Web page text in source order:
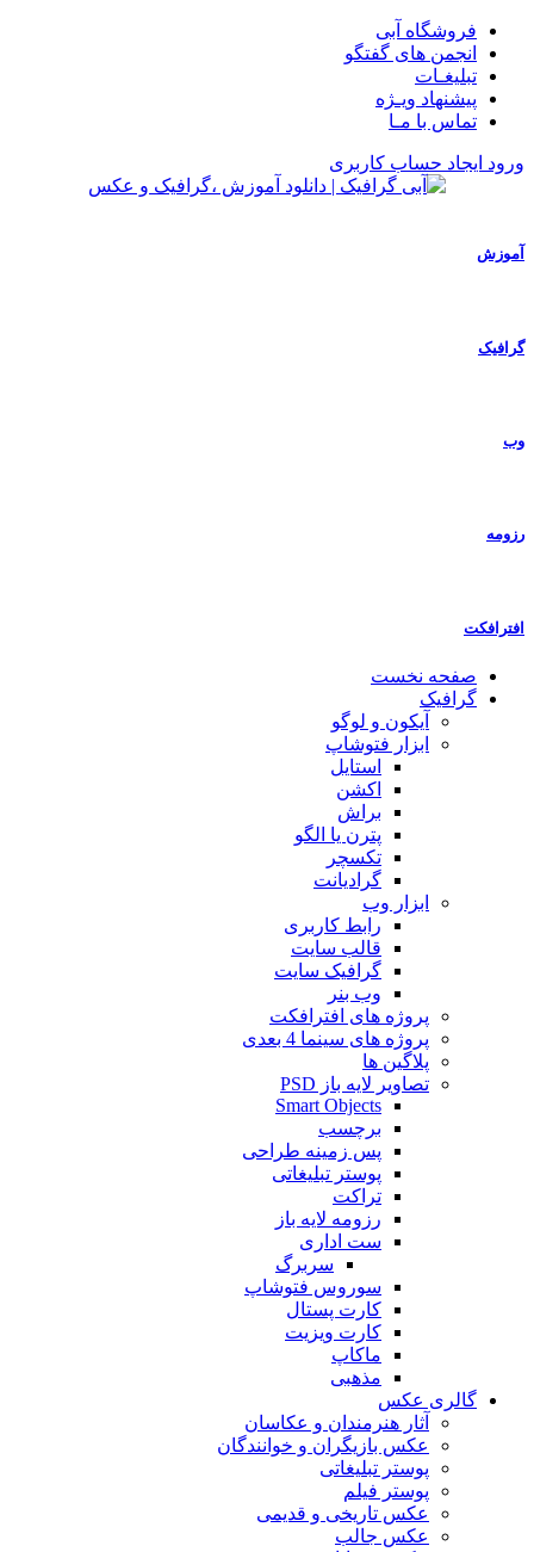
فروشگاه آبی
انجمن های گفتگو
تبلیغـات
پیشنهاد ویـژه
تماس با مـا
ورود ایجاد حساب کاربری
آموزش
گرافیک
وب
رزومه
افترافکت
صفحه نخست
گرافیک
آیکون و لوگو
ابزار فتوشاپ
استایل
اکشن
براش
پترن یا الگو
تکسچر
گرادیانت
ابزار وب
رابط کاربری
قالب سایت
گرافیک سایت
وب بنر
پروژه های افترافکت
پروژه های سینما 4 بعدی
پلاگین ها
تصاویر لایه باز PSD
Smart Objects
برچسب
پس زمینه طراحی
پوستر تبلیغاتی
تراکت
رزومه لایه باز
ست اداری
سربرگ
سوروس فتوشاپ
کارت پستال
کارت ویزیت
ماکاپ
مذهبی
گالری عکس
آثار هنرمندان و عکاسان
عکس بازیگران و خوانندگان
پوستر تبلیغاتی
پوستر فیلم
عکس تاریخی و قدیمی
عکس جالب